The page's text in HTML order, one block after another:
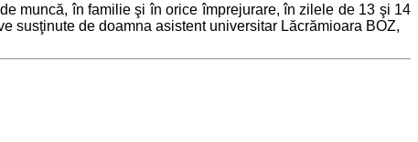
muncă, în familie şi în orice împrejurare, în zilele de 13 şi 14
susţinute de doamna asistent universitar Lăcrămioara BOZ,